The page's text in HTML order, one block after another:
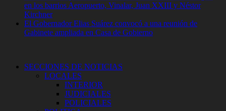
en los barrios Aeropuerto, Vinalar, Juan XXIII y Néstor
Kirchner
El Gobernador Elias Suárez convocó a una reunión de
Gabinete ampliada en Casa de Gobierno
SECCIONES DE NOTICIAS
LOCALES
INTERIOR
JUDICIALES
POLICIALES